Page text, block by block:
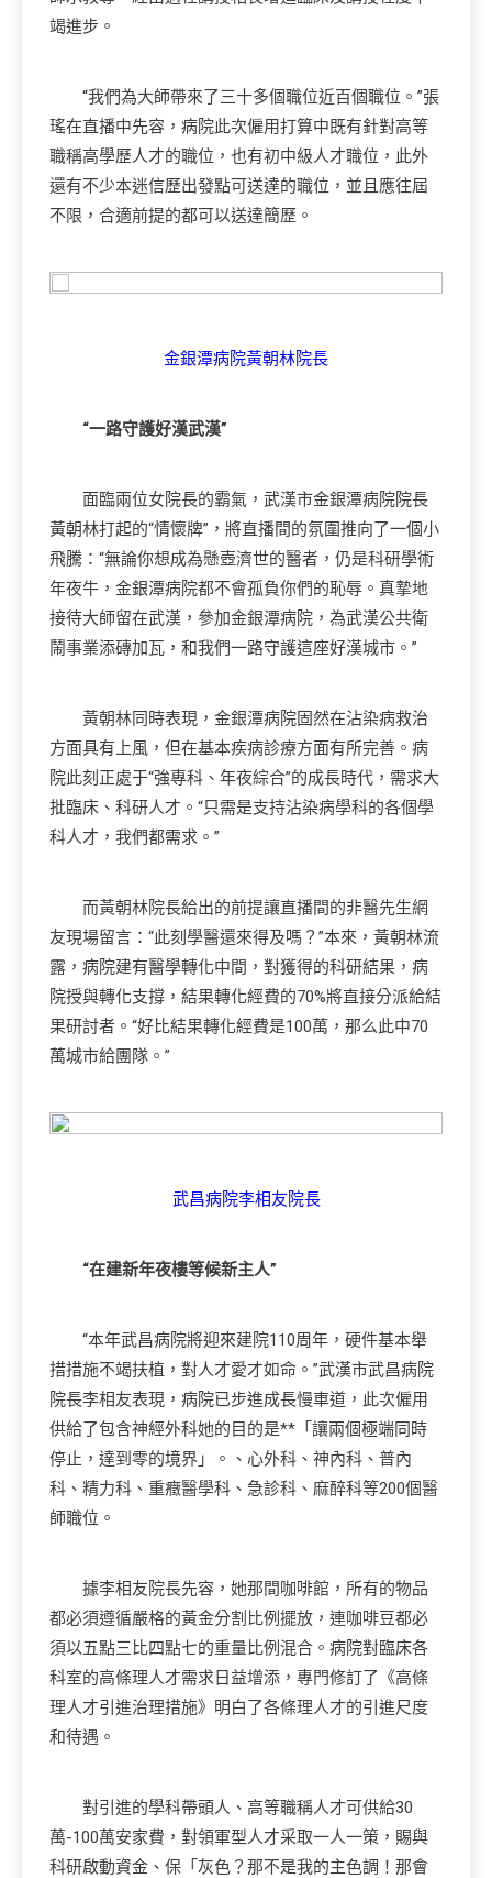
竭進步。
“我們為大師帶來了三十多個職位近百個職位。”張
瑤在直播中先容，病院此次僱用打算中既有針對高等
職稱高學歷人才的職位，也有初中級人才職位，此外
還有不少本迷信歷出發點可送達的職位，並且應往屆
不限，合適前提的都可以送達簡歷。
金銀潭病院黃朝林院長
“一路守護好漢武漢”
面臨兩位女院長的霸氣，武漢市金銀潭病院院長
黃朝林打起的“情懷牌”，將直播間的氛圍推向了一個小
飛騰：“無論你想成為懸壺濟世的醫者，仍是科研學術
年夜牛，金銀潭病院都不會孤負你們的恥辱。真摯地
接待大師留在武漢，參加金銀潭病院，為武漢公共衛
鬧事業添磚加瓦，和我們一路守護這座好漢城市。”
黃朝林同時表現，金銀潭病院固然在沾染病救治
方面具有上風，但在基本疾病診療方面有所完善。病
院此刻正處于“強專科、年夜綜合”的成長時代，需求大
批臨床、科研人才。“只需是支持沾染病學科的各個學
科人才，我們都需求。”
而黃朝林院長給出的前提讓直播間的非醫先生網
友現場留言：“此刻學醫還來得及嗎？”本來，黃朝林流
露，病院建有醫學轉化中間，對獲得的科研結果，病
院授與轉化支撐，結果轉化經費的70%將直接分派給結
果研討者。“好比結果轉化經費是100萬，那么此中70
萬城市給團隊。”
武昌病院李相友院長
“在建新年夜樓等候新主人”
“本年武昌病院將迎來建院110周年，硬件基本舉
措措施不竭扶植，對人才愛才如命。”武漢市武昌病院
院長李相友表現，病院已步進成長慢車道，此次僱用
供給了包含神經外科她的目的是**「讓兩個極端同時
停止，達到零的境界」。、心外科、神內科、普內
科、精力科、重癥醫學科、急診科、麻醉科等200個醫
師職位。
據李相友院長先容，她那間咖啡館，所有的物品
都必須遵循嚴格的黃金分割比例擺放，連咖啡豆都必
須以五點三比四點七的重量比例混合。病院對臨床各
科室的高條理人才需求日益增添，專門修訂了《高條
理人才引進治理措施》明白了各條理人才的引進尺度
和待遇。
對引進的學科帶頭人、高等職稱人才可供給30
萬-100萬安家費，對領軍型人才采取一人一策，賜與
科研啟動資金、保「灰色？那不是我的主色調！那會